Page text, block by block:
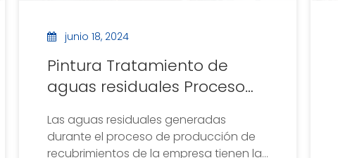
junio 18, 2024
Pintura Tratamiento de
aguas residuales Proceso
tratamiento de aguas
residuales para una
Las aguas residuales generadas
durante el proceso de producción de
recubrimientos de la empresa tienen las